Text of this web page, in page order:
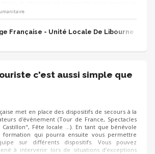
l’emploi, accompagner ses enfants à l’école,
administratives et créer du lien social. 👉
faire une vraie différence.
Française - Unité Locale De Libourne
c'est aussi simple que
met en place des dispositifs de secours à la
d'évènement (Tour de France, Spectacles
Fête locale ...). En tant que bénévole
formation qui pourra ensuite vous permettre
sur différents dispositifs. Vous pouvez
à intervenir lors de situations d’exceptions